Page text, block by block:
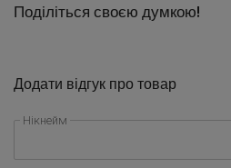
Поділіться своєю думкою!
Додати відгук про товар
Нікнейм